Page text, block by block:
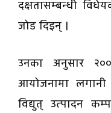
दक्षतासम्बन्धी
जोड दिइन् ।
उनका अनुसार
आयोजनामा
विद्युत् उत्पादन